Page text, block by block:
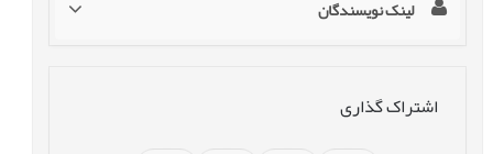
لینک نویسندگان
اشتراک گذاری